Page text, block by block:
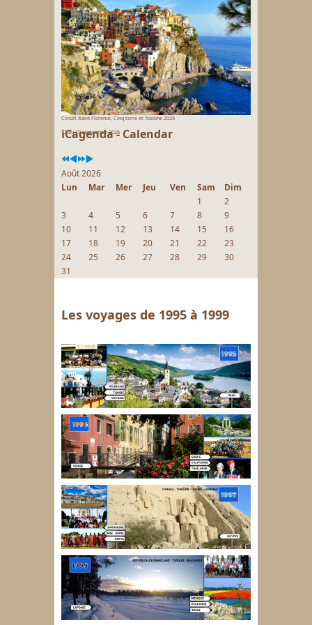
Circuit Italie Florence, Cinq terre et Toscane 2026
12 au 19 septembre 2026
iCagenda - Calendar
Août 2026
Lun
Mar Mer Jeu Ven Sam
Dim
1
2
3
4 5 6 7 8
9
10
11 12 13 14 15
16
17
18 19 20 21 22
23
24
25 26 27 28 29
30
31
Les voyages de 1995 à 1999